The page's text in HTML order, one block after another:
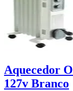
Aquecedor
127v Branco